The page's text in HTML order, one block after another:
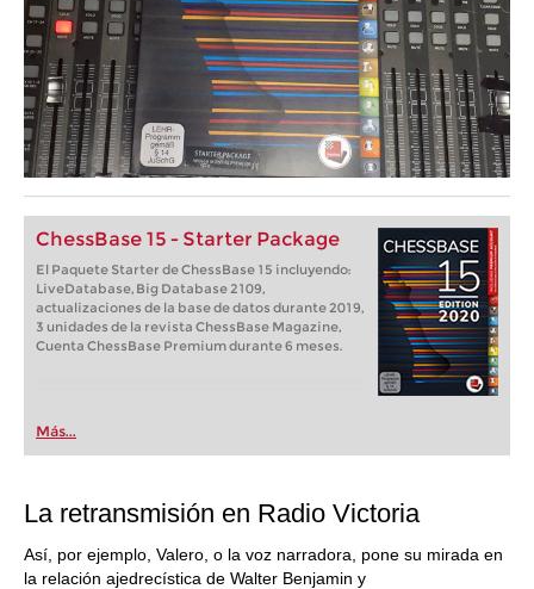
ChessBase 15 - Starter Package
El Paquete Starter de ChessBase 15 incluyendo:
LiveDatabase, Big Database 2109,
actualizaciones de la base de datos durante 2019,
3 unidades de la revista ChessBase Magazine,
Cuenta ChessBase Premium durante 6 meses.
Más...
La retransmisión en Radio Victoria
Así, por ejemplo, Valero, o la voz narradora, pone su mirada en
la relación ajedrecística de Walter Benjamin y